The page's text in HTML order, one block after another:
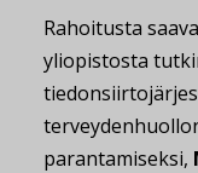
Rahoitusta
yliopistosta
parantamiseksi,